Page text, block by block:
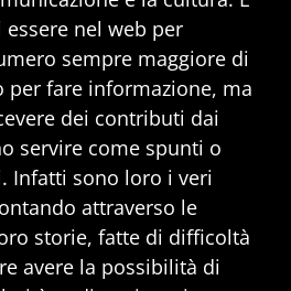
nel web per
sempre maggiore di
per fare informazione, ma
dei contributi dai
servire come spunti o
Infatti sono loro i veri
attraverso le
storie, fatte di difficoltà
avere la possibilità di